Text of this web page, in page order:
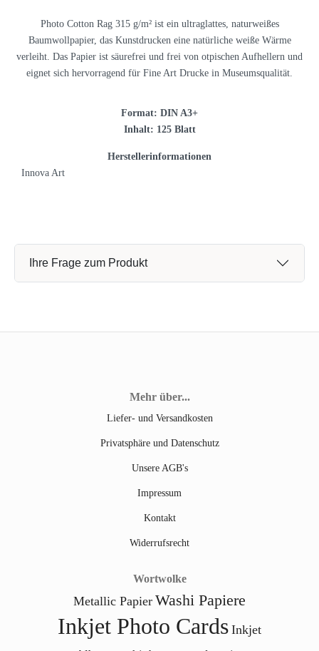
Photo Cotton Rag 315 g/m² ist ein ultraglattes, naturweißes
Baumwollpapier, das Kunstdrucken eine natürliche weiße Wärme
verleiht. Das Papier ist säurefrei und frei von otpischen Aufhellern und
eignet sich hervorragend für Fine Art Drucke in Museumsqualität.
Format: DIN A3+
Inhalt: 125 Blatt
Herstellerinformationen
Innova Art
Ihre Frage zum Produkt
Mehr über...
Liefer- und Versandkosten
Privatsphäre und Datenschutz
Unsere AGB's
Impressum
Kontakt
Widerrufsrecht
Wortwolke
Metallic Papier Washi Papiere
Inkjet Photo Cards Inkjet